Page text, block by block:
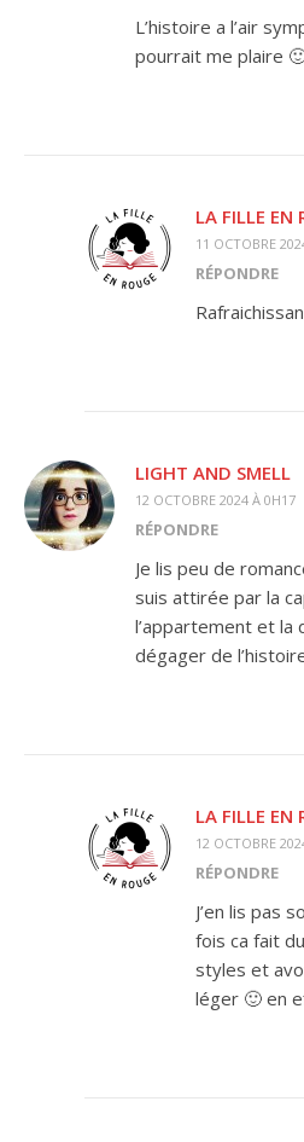
L’histoire a l’air
pourrait me plaire
LA FILLE EN
11 OCTOBRE
RÉPONDRE
LIGHT AND SMELL
12 OCTOBRE 2024 À 0H17
RÉPONDRE
Je lis peu de
suis attirée par la
l’appartement et la
dégager de
LA FILLE EN
12 OCTOBRE
RÉPONDRE
J’en lis pas
fois ca fait
styles et
léger 🙂 en